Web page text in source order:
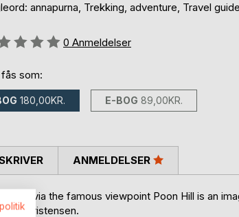
annapurna, Trekking, adventure, Travel
0 Anmeldelser
fås som:
180,00KR. E-BOG 89,00KR.
trek via the famous viewpoint Poon Hill is an
Christensen.
ANMELDELSER